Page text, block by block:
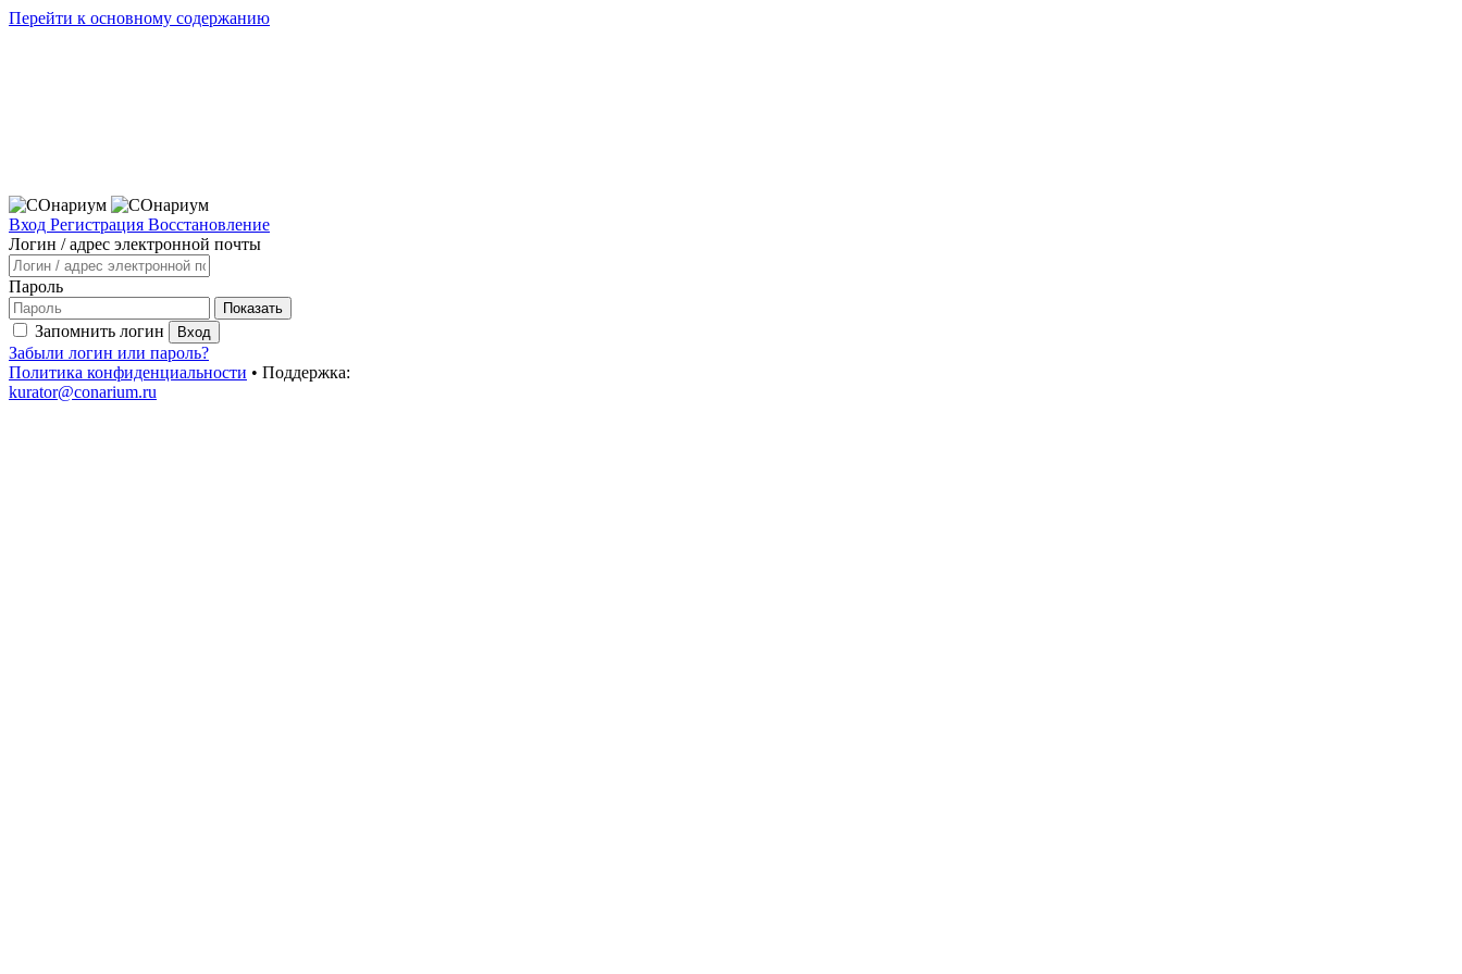
Перейти к основному содержанию
Вход Регистрация Восстановление
Логин / адрес электронной почты
Пароль
Показать
Запомнить логин Вход
Забыли логин или пароль?
Политика конфиденциальности • Поддержка:
kurator@conarium.ru